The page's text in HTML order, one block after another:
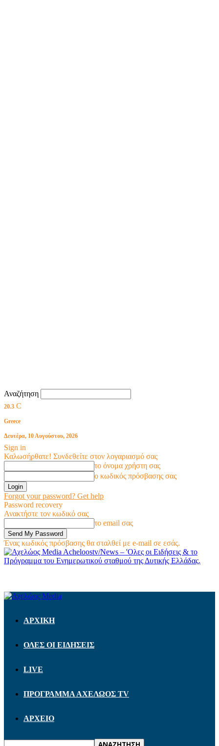
Αναζήτηση
20.3 C
Greece
Δευτέρα, 10 Αυγούστου, 2026
Sign in
Καλωσήρθατε! Συνδεθείτε στον λογαριασμό σας
το όνομα χρήστη σας
ο κωδικός πρόσβασης σας
Forgot your password? Get help
Password recovery
Ανακτήστε τον κωδικό σας
το email σας
Ένας κωδικός πρόσβασης θα σταλθεί με e-mail σε εσάς.
Acheloostv/News – 'Ολες οι Ειδήσεις & το
Πρόγραμμα του Ενημερωτικού σταθμού της Δυτικής Ελλάδας.
ΑΡΧΙΚΗ
ΟΛΕΣ ΟΙ ΕΙΔΗΣΕΙΣ
LIVE
ΠΡΟΓΡΑΜΜΑ ΑΧΕΛΩΟΣ TV
ΑΡΧΕΙΟ